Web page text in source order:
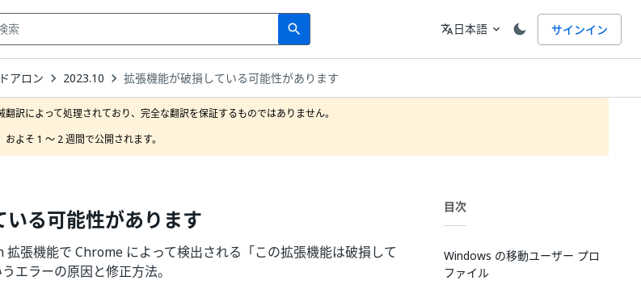
search
Search 言語
translate日本語 expand_more サインイン
アロン 2023.10 拡張機能が破損している可能性があります
訳によって処理されており、完全な翻訳を保証するものではありません。
よそ 1 ～ 2 週間で公開されます。
る可能性があります
張機能で Chrome によって検出される「この拡張機能は破損して
エラーの原因と修正方法。
目次
Windows の移動ユーザー プロ
ファイル